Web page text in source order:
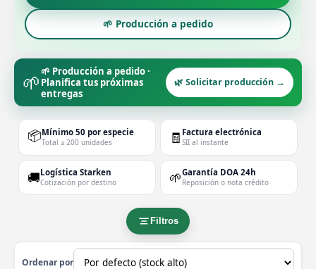
🌱 Producción a pedido
🌱🌱 Producción a pedido ·
Planifica tus próximas
entregas
🌿 Solicitar producción →
📦Mínimo 50 por especie
Total ≥ 200 unidades 🧾 Factura electrónica
SII al instante
🚚Logística Starken
Cotización por destino 🌱Garantía DOA 24h
Reposición o nota crédito
Filtros
Ordenar por